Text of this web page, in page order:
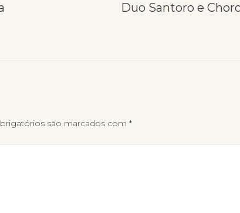
Duo Santoro e
são marcados com *